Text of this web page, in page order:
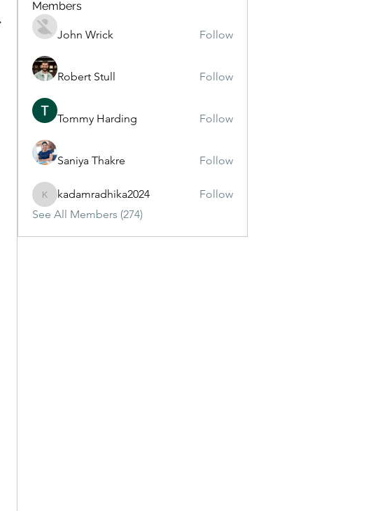
Members
John Wrick Follow
Robert Stull Follow
Tommy Harding Follow
Saniya Thakre Follow
kadamradhika2024
kadamradhika2024
Follow
See All Members (274)